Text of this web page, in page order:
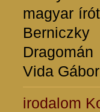
magyar
Vida
irodalom